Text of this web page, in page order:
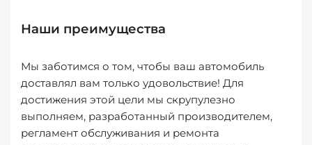
Наши преимущества
Мы заботимся о том, чтобы ваш автомобиль
доставлял вам только удовольствие! Для
достижения этой цели мы скрупулезно
выполняем, разработанный производителем,
регламент обслуживания и ремонта